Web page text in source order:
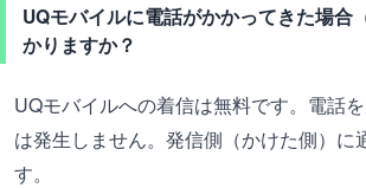
UQモバイルに電話がかかってきた場合
かりますか？
UQモバイルへの着信は無料です。電話
は発生しません。発信側（かけた側）に
す。